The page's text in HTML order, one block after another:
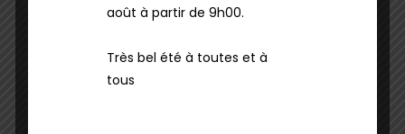
Après-
Ultimate Reset
48.00€
TOKIO IE INKARAMI
août à partir de 9h00.
Très bel été à toutes et à
tous